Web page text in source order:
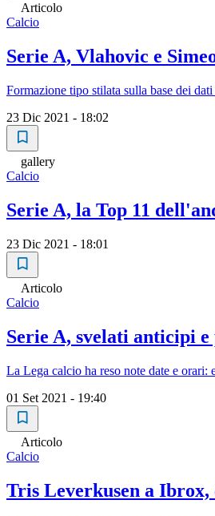
Articolo
Calcio
Serie A, Vlahovic e
Formazione tipo stilata sulla base dei
23 Dic 2021 - 18:02
gallery
Calcio
Serie A, la Top 11
23 Dic 2021 - 18:01
Articolo
Calcio
Serie A, svelati anticipi
La Lega calcio ha reso note date e
01 Set 2021 - 19:40
Articolo
Calcio
Tris Leverkusen a